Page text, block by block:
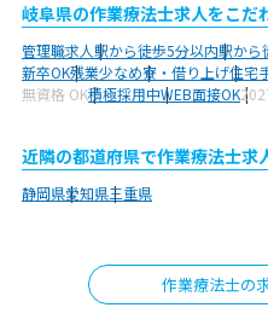
岐阜県の作業療法士求人をこだ
管理職求人駅から徒歩5分以内駅から
新卒OK残業少なめ寮・借り上げ住宅
無資格 OK積極採用中WEB面接OK
近隣の都道府県で作業療法士求
静岡県愛知県三重県
作業療法士の